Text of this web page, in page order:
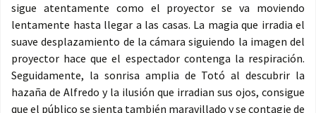
sigue atentamente como el proyector se va moviendo
lentamente hasta llegar a las casas. La magia que irradia el
suave desplazamiento de la cámara siguiendo la imagen del
proyector hace que el espectador contenga la respiración.
Seguidamente, la sonrisa amplia de Totó al descubrir la
hazaña de Alfredo y la ilusión que irradian sus ojos, consigue
que el público se sienta también maravillado y se contagie de